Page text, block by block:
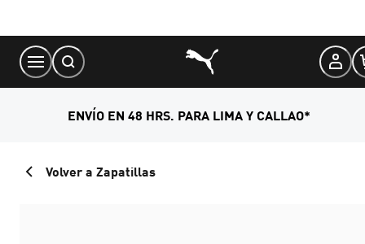
Content
ENVÍO EN 48 HRS. PARA LIMA Y CALLAO*
Volver a Zapatillas